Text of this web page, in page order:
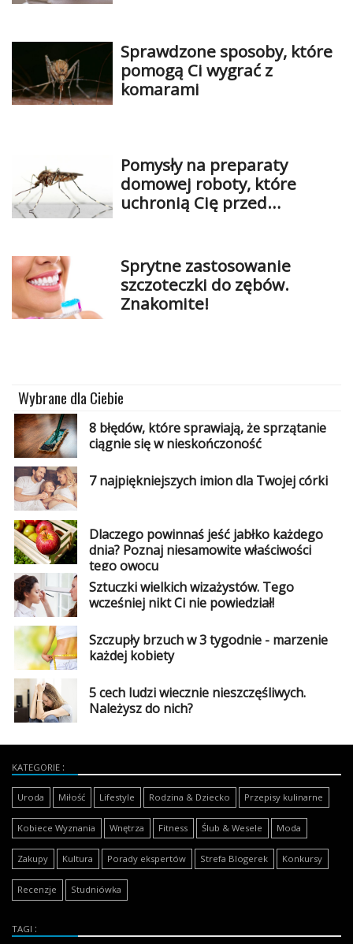
Sprawdzone sposoby, które
pomogą Ci wygrać z
komarami
Pomysły na preparaty
domowej roboty, które
uchronią Cię przed
Sprytne zastosowanie
szczoteczki do zębów.
Znakomite!
Wybrane dla Ciebie
8 błędów, które sprawiają, że sprzątanie
ciągnie się w nieskończoność
7 najpiękniejszych imion dla Twojej córki
Dlaczego powinnaś jeść jabłko każdego
dnia? Poznaj niesamowite właściwości
tego owocu
Sztuczki wielkich wizażystów. Tego
wcześniej nikt Ci nie powiedział!
Szczupły brzuch w 3 tygodnie - marzenie
każdej kobiety
5 cech ludzi wiecznie nieszczęśliwych.
Należysz do nich?
KATEGORIE
Uroda Miłość Lifestyle Rodzina & Dziecko Przepisy kulinarne
Kobiece Wyznania Wnętrza Fitness Ślub & Wesele Moda
Zakupy Kultura Porady ekspertów Strefa Blogerek Konkursy
Recenzje Studniówka
TAGI